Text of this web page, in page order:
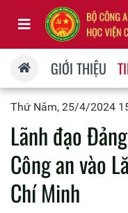
GIỚI THIỆU
Thứ Năm, 25/4/2024
Lãnh đạo
Công an vào
Chí Minh